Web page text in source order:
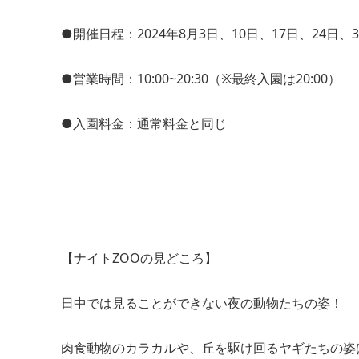
●開催日程：2024年8月3日、10日、17日、24日、
●営業時間：10:00~20:30（※最終入園は20:00）
●入園料金：通常料金と同じ
【ナイトZOOの見どころ】
日中では見ることができない夜の動物たちの姿！
肉食動物のカラカルや、丘を駆け回るヤギたちの姿